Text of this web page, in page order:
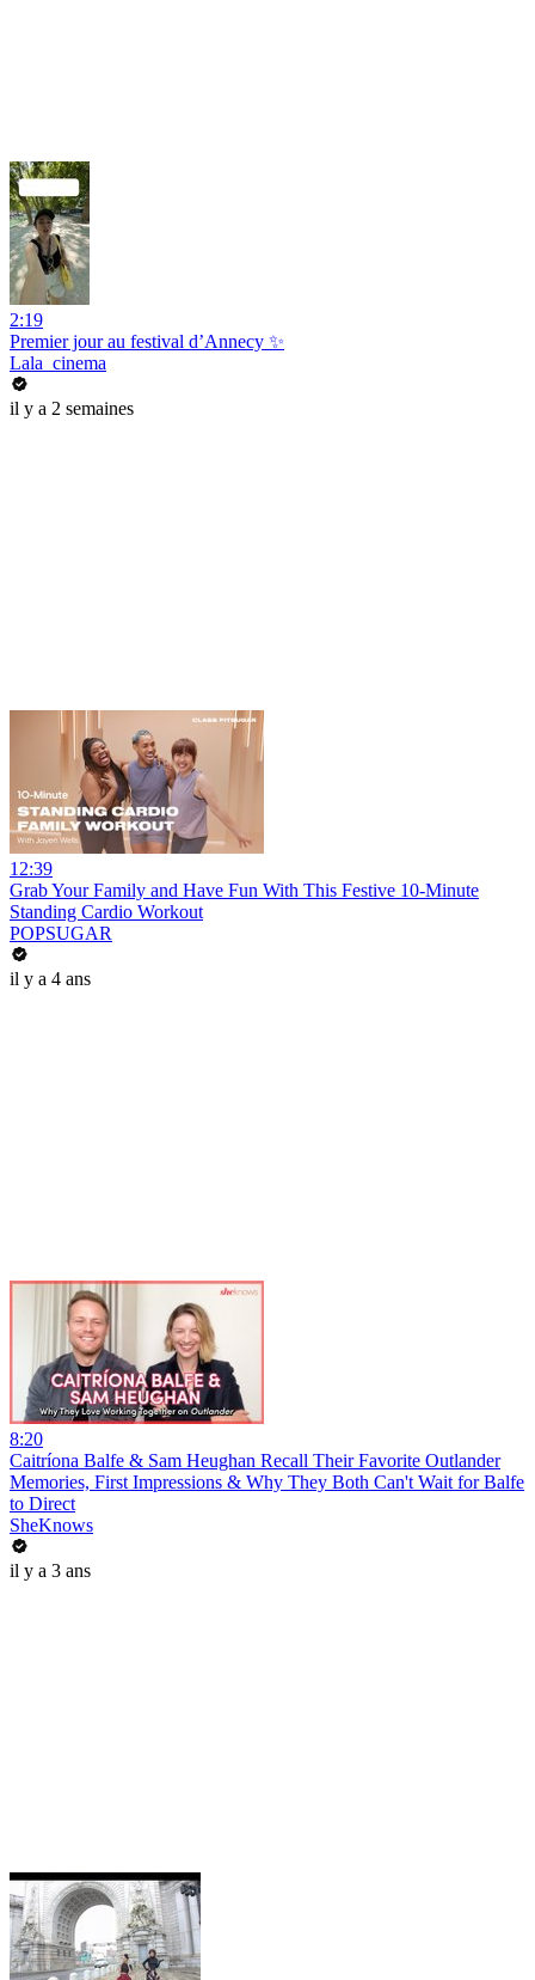
2:19
Premier jour au festival d’Annecy ✨
Lala_cinema
il y a 2 semaines
12:39
Grab Your Family and Have Fun With This Festive 10-Minute
Standing Cardio Workout
POPSUGAR
il y a 4 ans
8:20
Caitríona Balfe & Sam Heughan Recall Their Favorite Outlander
Memories, First Impressions & Why They Both Can't Wait for Balfe
to Direct
SheKnows
il y a 3 ans